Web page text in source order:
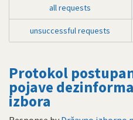
all requests
unsuccessful requests
Protokol
pojave
izbora